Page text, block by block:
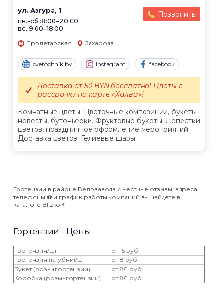
ул. Азгура, 1
пн.-сб.:8:00–20:00
вс.:9:00–18:00
Позвонить
Пролетарская Захарова
cvetochnik.by Instagram facebook
Комнатные цветы. Цветочные композиции, букеты
невесты, бутоньерки. Фруктовые букеты. Лепестки
цветов, праздничное оформление мероприятий.
Доставка цветов. Гелиевые шары.
Доставка от 50 BYN бесплатно! Цветы в
рассрочку по карте «Халва»!
Гортензии в районе Велозавода ⭐️ Честные отзывы, адреса,
телефоны ☎️ и график работы компаний вы найдёте в
каталоге Blizko ⚡️
Гортензии - Цены
Гортензия/шт
от 15 руб.
Гортензия (клубни)/шт
от 8 руб.
Букет (розы+гортензии)
от 80 руб.
Коробка (розы+гортензии)
от 80 руб.